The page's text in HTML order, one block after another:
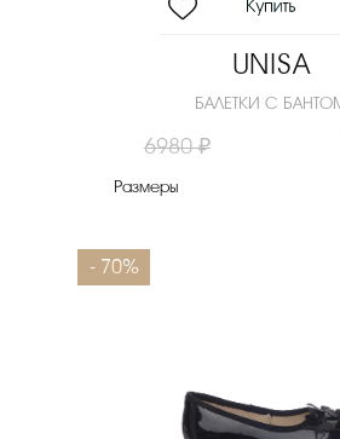
UNISA
БАЛЕТКИ С
6980 ₽
Размеры
- 70%